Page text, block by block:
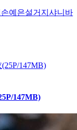
손예은설거지 샤니 바
147MB)